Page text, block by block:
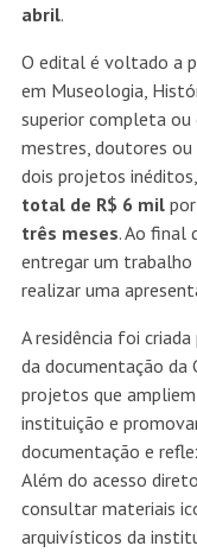
abril.
O edital é voltado a
em Museologia,
superior completa ou
mestres, doutores ou
dois projetos
total de R$ 6 mil
três meses. Ao final
entregar um trabalho
realizar uma
A residência foi
da documentação da
projetos que
instituição e
documentação e
Além do acesso
consultar materiais
arquivísticos da